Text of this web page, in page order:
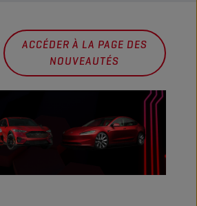
ACCÉDER À LA PAGE DES
NOUVEAUTÉS